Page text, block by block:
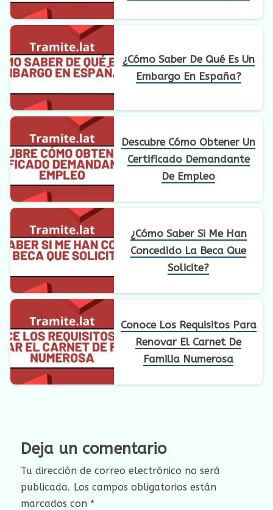
¿Cómo Saber De Qué Es Un
Embargo En España?
Descubre Cómo Obtener Un
Certificado Demandante
De Empleo
¿Cómo Saber Si Me Han
Concedido La Beca Que
Solicite?
Conoce Los Requisitos Para
Renovar El Carnet De
Familia Numerosa
Deja un comentario
Tu dirección de correo electrónico no será
publicada. Los campos obligatorios están
marcados con *